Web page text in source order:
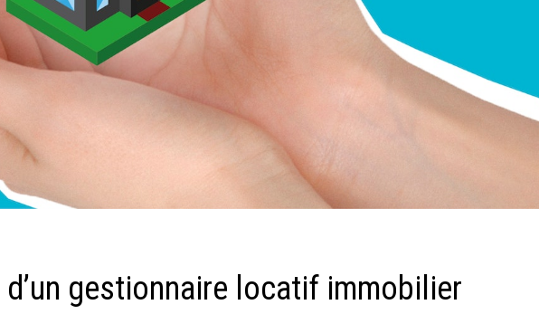
gestionnaire locatif immobilier